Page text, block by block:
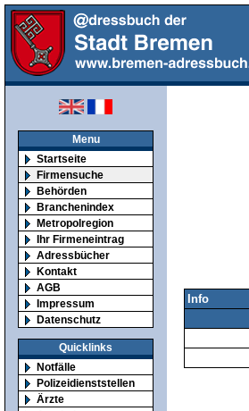
Menu
Startseite
Firmensuche
Behörden
Branchenindex
Metropolregion
Ihr Firmeneintrag
Adressbücher
Kontakt
AGB
Impressum
Datenschutz
Quicklinks
Notfälle
Polizeidienststellen
Ärzte
Info